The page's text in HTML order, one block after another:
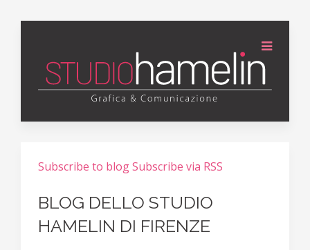
Subscribe to blogSubscribe via RSS
BLOG DELLO STUDIO
HAMELIN DI FIRENZE